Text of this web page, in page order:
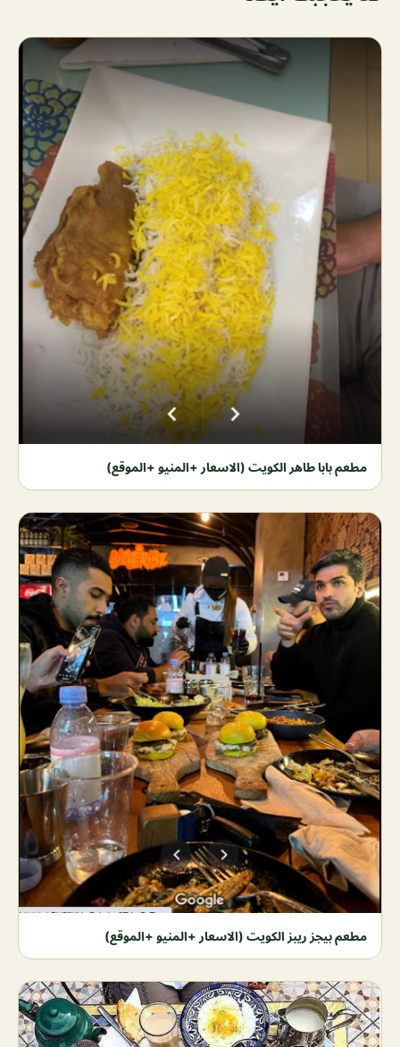
مطعم بابا طاهر الكويت (الاسعار +المنيو +الموقع)
مطعم بيجز ريبز الكويت (الاسعار +المنيو +الموقع)